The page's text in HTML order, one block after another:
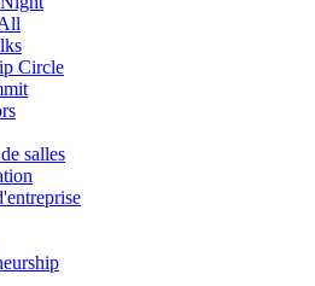
Circle
salles